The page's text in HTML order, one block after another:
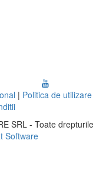
| Politica de utilizare
SRL - Toate drepturile
Software